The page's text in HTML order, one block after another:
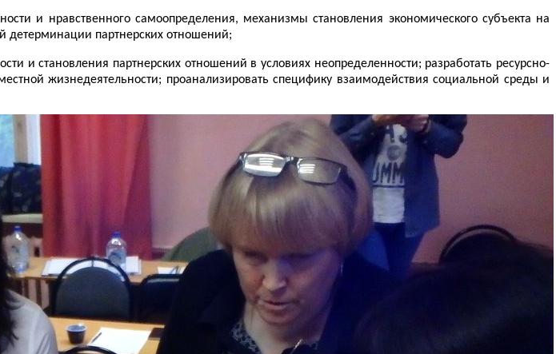
и нравственного самоопределения, механизмы становления экономического субъекта на
детерминации партнерских отношений;
и становления партнерских отношений в условиях неопределенности; разработать ресурсно-
жизнедеятельности; проанализировать специфику взаимодействия социальной среды и